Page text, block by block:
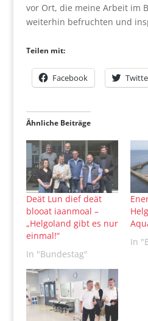
vor Ort, die meine Arbeit im
weiterhin befruchten und
Teilen mit:
Facebook
Ähnliche Beiträge
Deät Lun dief deät
blooat iaanmoal –
„Helgoland gibt es nur
einmal!“
In "Bundestag"
In